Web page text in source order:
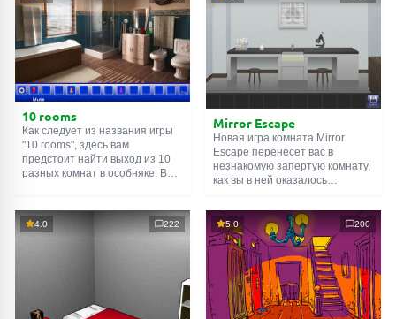
10 rooms
Как следует из названия игры
"10 rooms", здесь вам
предстоит найти выход из 10
разных комнат в особняке. В
их, чтобы выйти. Выход из
одной комнаты является
Mirror Escape
Новая игра комната Mirror
Escape перенесет вас в
незнакомую запертую комнату,
как вы в ней оказалось
смекалки попробуйте решить
все, приготовленные авторами
для вас, головоломки и найти
выход на свободу.
Внимательно осмотрите
помещение, возможно вы
сможете найти какие-нибудь
подсказки. Желаем удачи!
4.0 222 5.0 200